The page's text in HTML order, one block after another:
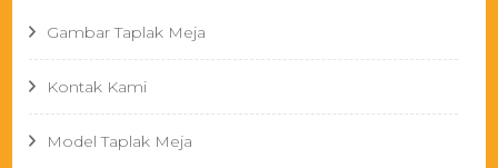
Gambar Taplak Meja
Kontak Kami
Model Taplak Meja